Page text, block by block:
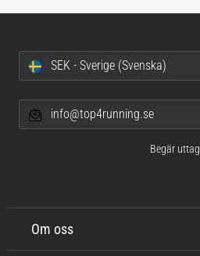
Om oss
SEK - Sverige (Svenska)
info@top4running.se
Begär uttag